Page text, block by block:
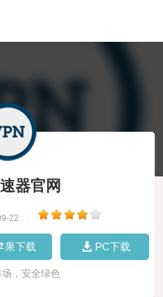
器官网
22
果下载 PC下载
，安全绿色